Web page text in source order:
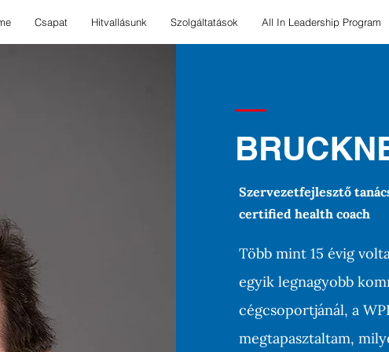
Csapat Hitvallásunk Szolgáltatások All In Leadership Program
Szervezetfejlesztő
certified health coach
Több mint 15 évig
egyik legnagyobb
cégcsoportjánál, a
megtapasztaltam,